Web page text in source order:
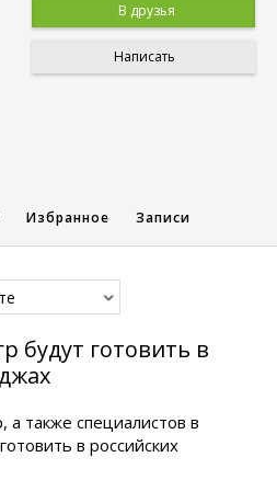
В друзья
Написать
Избранное Записи
будут готовить в
а также специалистов в
в российских